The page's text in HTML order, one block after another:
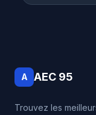
A AEC 95
Trouvez les